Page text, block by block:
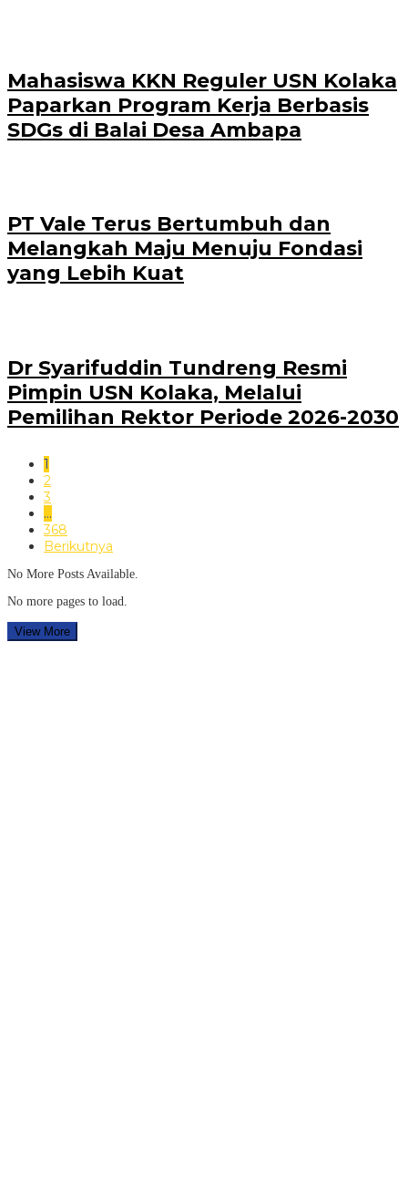
Mahasiswa KKN Reguler USN Kolaka
Paparkan Program Kerja Berbasis
SDGs di Balai Desa Ambapa
PT Vale Terus Bertumbuh dan
Melangkah Maju Menuju Fondasi
yang Lebih Kuat
Dr Syarifuddin Tundreng Resmi
Pimpin USN Kolaka, Melalui
Pemilihan Rektor Periode 2026-2030
1
2
3
…
368
Berikutnya
No More Posts Available.
No more pages to load.
View More